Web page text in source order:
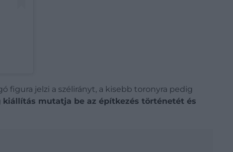
figura jelzi a szélirányt, a kisebb toronyra pedig
kiállítás mutatja be az építkezés történetét és